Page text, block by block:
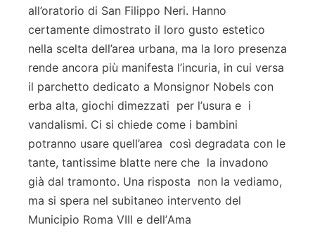
all’oratorio di San Filippo Neri. Hanno
certamente dimostrato il loro gusto estetico
nella scelta dell’area urbana, ma la loro presenza
rende ancora più manifesta l’incuria, in cui versa
il parchetto dedicato a Monsignor Nobels con
erba alta, giochi dimezzati per l’usura e i
vandalismi. Ci si chiede come i bambini
potranno usare quell’area così degradata con le
tante, tantissime blatte nere che la invadono
già dal tramonto. Una risposta non la vediamo,
ma si spera nel subitaneo intervento del
Municipio Roma VIII e dell’Ama